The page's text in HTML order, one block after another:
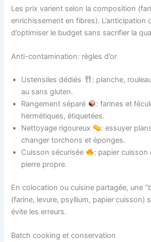
Les prix varient selon la composition
enrichissement en fibres). L’anticipation
d’optimiser le budget sans sacrifier la
Anti-contamination: règles d’or
Ustensiles dédiés
: planche,
au sans gluten.
Rangement séparé
: farines et
hermétiques, étiquetées.
Nettoyage rigoureux
: essuyer
changer torchons et éponges.
Cuisson sécurisée
: papier cuisson
pierre propre.
En colocation ou cuisine partagée, une
(farine, levure, psyllium, papier cuisson)
évite les erreurs.
Batch cooking et conservation